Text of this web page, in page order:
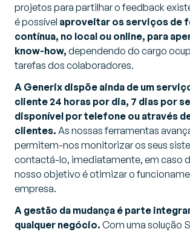
projetos para partilhar o feedback
é possível aproveitar os serviços de
contínua, no local ou online, para
know-how, dependendo do cargo
tarefas dos colaboradores.
A Generix dispõe ainda de um
cliente 24 horas por dia, 7 dias por
disponível por telefone ou através
clientes. As nossas ferramentas
permitem-nos monitorizar os seus
contactá-lo, imediatamente, em caso
nosso objetivo é otimizar o
empresa.
A gestão da mudança é parte
qualquer negócio. Com uma solução